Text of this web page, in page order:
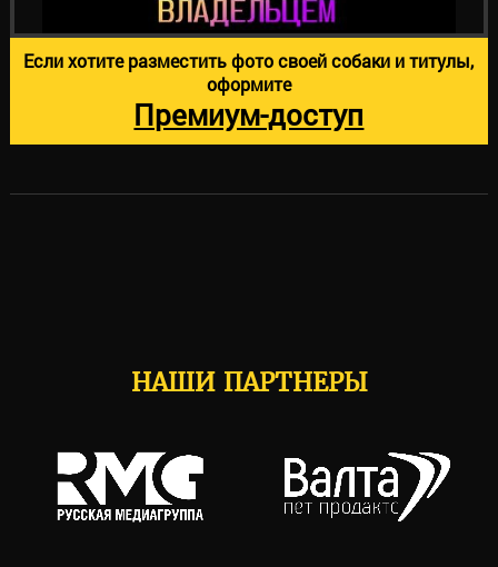
Если хотите разместить фото своей собаки и титулы,
оформите
Премиум-доступ
НАШИ ПАРТНЕРЫ